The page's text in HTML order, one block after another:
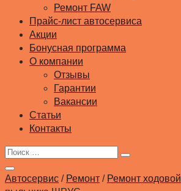
Ремонт FAW
Прайс-лист автосервиса
Акции
Бонусная программа
О компании
Отзывы
Гарантии
Вакансии
Статьи
Контакты
Автосервис / Ремонт / Ремонт ходовой